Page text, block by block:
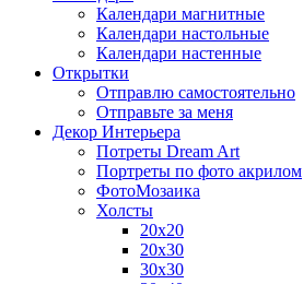
Календари магнитные
Календари настольные
Календари настенные
Открытки
Отправлю самостоятельно
Отправьте за меня
Декор Интерьера
Потреты Dream Art
Портреты по фото акрилом
ФотоМозаика
Холсты
20х20
20х30
30х30